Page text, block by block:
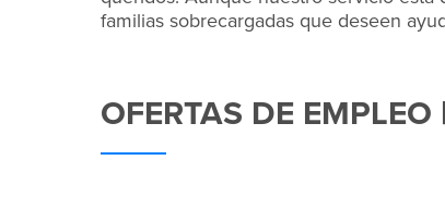
familias sobrecargadas que deseen
OFERTAS DE